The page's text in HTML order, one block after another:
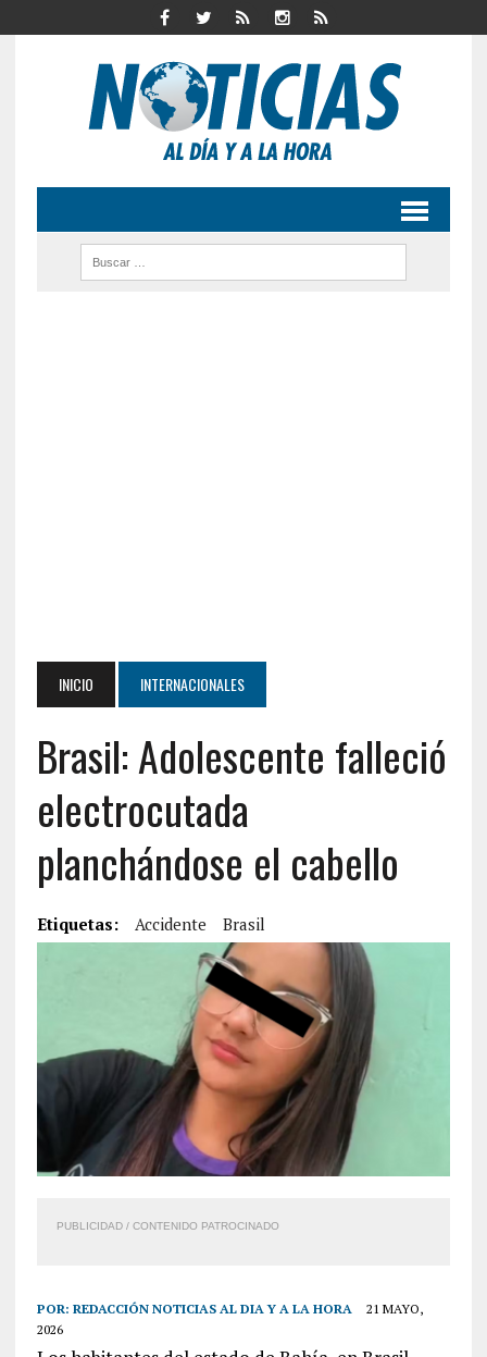
INICIO INTERNACIONALES
Brasil: Adolescente falleció
electrocutada
planchándose el cabello
Etiquetas: Accidente Brasil
PUBLICIDAD / CONTENIDO PATROCINADO
POR: REDACCIÓN NOTICIAS AL DIA Y A LA HORA
21 MAYO,
2026